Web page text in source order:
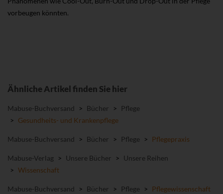
vorbeugen könnten.
Ähnliche Artikel finden Sie hier
Mabuse-Buchversand > Bücher >
Pflege
> Gesundheits- und Krankenpflege
Mabuse-Buchversand > Bücher > Pflege > Pflegepraxis
Mabuse-Verlag > Unsere Bücher > Unsere Reihen
> Wissenschaft
Mabuse-Buchversand > Bücher > Pflege > Pflegewissenschaft